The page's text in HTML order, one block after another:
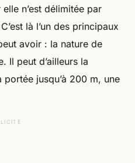
n’est délimitée par
là l’un des principaux
avoir : la nature de
Il peut d’ailleurs la
jusqu’à 200 m, une